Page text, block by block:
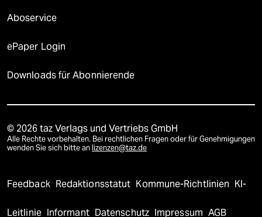
Aboservice
ePaper Login
Downloads für Abonnierende
© 2026 taz Verlags und Vertriebs GmbH
Alle Rechte vorbehalten. Bei rechtlichen Fragen oder für Genehmigungen
wenden Sie sich bitte an lizenzen@taz.de
Feedback Redaktionsstatut Kommune-Richtlinien KI-
Leitlinie Informant Datenschutz Impressum AGB